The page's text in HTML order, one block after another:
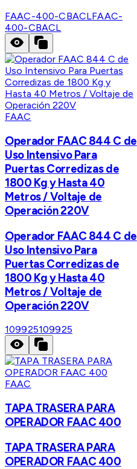
FAAC-400-CBACLFAAC-
400-CBACL
FAAC
Operador FAAC 844 C de
Uso Intensivo Para
Puertas Corredizas de
1800 Kg y Hasta 40
Metros / Voltaje de
Operación 220V
Operador FAAC 844 C de
Uso Intensivo Para
Puertas Corredizas de
1800 Kg y Hasta 40
Metros / Voltaje de
Operación 220V
109925109925
FAAC
TAPA TRASERA PARA
OPERADOR FAAC 400
TAPA TRASERA PARA
OPERADOR FAAC 400